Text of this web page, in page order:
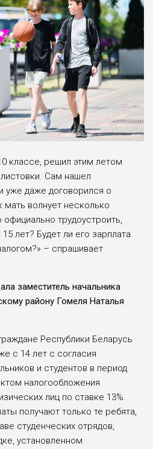
классе, решил этим летом
листовки. Сам нашел
уже даже договорился о
волнует несколько
трудоустроить,
лет? Будет ли его зарплата
– спрашивает
заместитель начальника
району Гомеля Наталья
Республики Беларусь
с 14 лет с согласия
и студентов в период
налогообложения
лиц по ставке 13%.
получают только те ребята,
студенческих отрядов,
установленном